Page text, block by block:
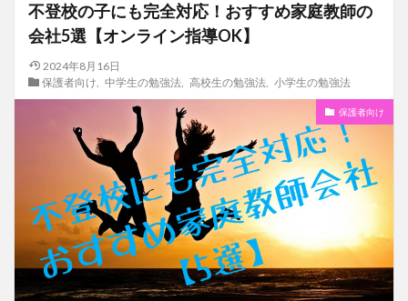
不登校の子にも完全対応！おすすめ家庭教師の
会社5選【オンライン指導OK】
2024年8月16日
保護者向け
中学生の勉強法, 高校生の勉強法, 小学生の勉強法
保護者向け